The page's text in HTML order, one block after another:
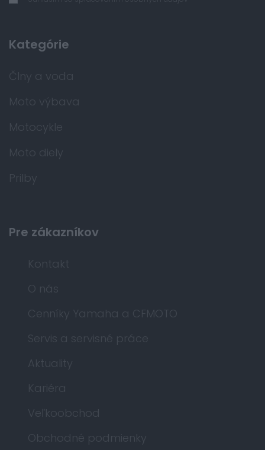
Kategórie
Člny a voda
Moto výbava
Motocykle
Moto diely
Prilby
Pre zákazníkov
Kontakt
O nás
Cenníky Yamaha a CFMOTO
Servis a servisné práce
Aktuality
Kariéra
Veľkoobchod
Obchodné podmienky